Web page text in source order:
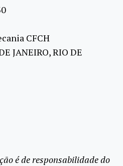
CFCH
JANEIRO, RIO DE
é de responsabilidade do